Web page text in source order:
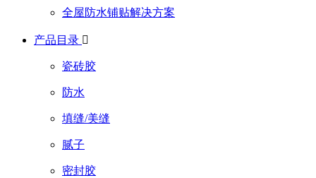
全屋防水铺贴解决方案
产品目录 
瓷砖胶
防水
填缝/美缝
腻子
密封胶